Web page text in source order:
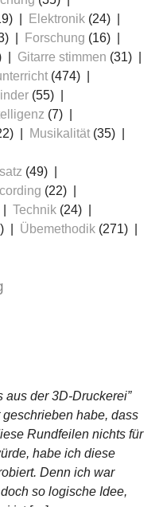
Elektronik (24)
Forschung (16)
Gitarre stimmen (31)
(474)
(55)
(7)
Musikalität(35)
(49)
(22)
Technik (24)
Übemethodik (271)
aus der 3D-Druckerei”
habe, dass
Rundfeilen nichts für
habe ich diese
Denn ich war
so logische Idee,